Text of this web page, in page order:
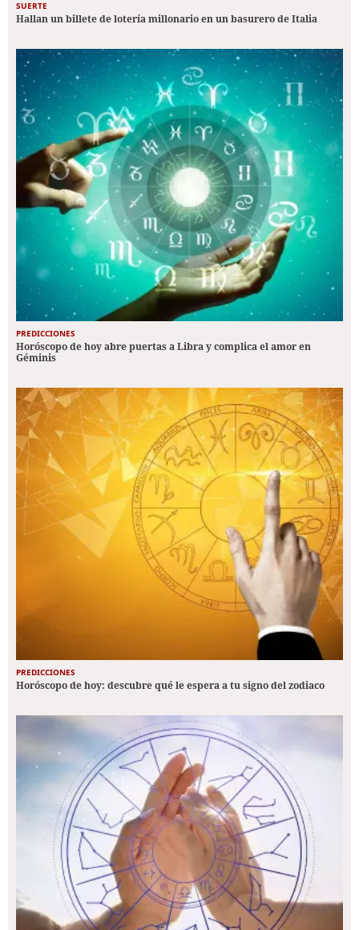
SUERTE
Hallan un billete de lotería millonario en un basurero de Italia
PREDICCIONES
Horóscopo de hoy abre puertas a Libra y complica el amor en
Géminis
PREDICCIONES
Horóscopo de hoy: descubre qué le espera a tu signo del zodiaco